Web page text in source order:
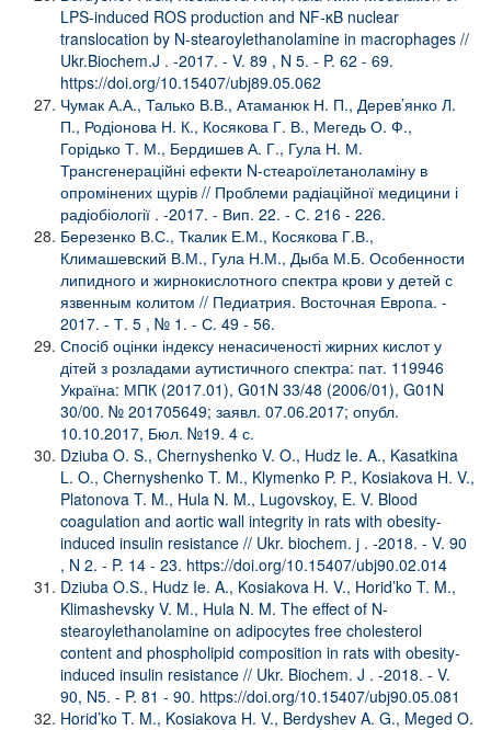
LPS-induced ROS production and NF-κB nuclear
translocation by N-stearoylethanolamine in macrophages //
Ukr.Biochem.J . -2017. - V. 89 , N 5. - P. 62 - 69.
https://doi.org/10.15407/ubj89.05.062
Чумак А.А., Талько В.В., Атаманюк Н. П., Дерев’янко Л.
П., Родіонова Н. К., Косякова Г. В., Мегедь О. Ф.,
Горідько Т. М., Бердишев А. Г., Гула Н. М.
Трансгенераційні ефекти N-стеароїлетаноламіну в
опромінених щурів // Проблеми радіаційної медицини і
радіобіології . -2017. - Вип. 22. - С. 216 - 226.
Березенко В.С., Ткалик Е.М., Косякова Г.В.,
Климашевский В.М., Гула Н.М., Дыба М.Б. Особенности
липидного и жирнокислотного спектра крови у детей с
язвенным колитом // Педиатрия. Восточная Европа. -
2017. - Т. 5 , № 1. - С. 49 - 56.
Спосіб оцінки індексу ненасиченості жирних кислот у
дітей з розладами аутистичного спектра: пат. 119946
Україна: МПК (2017.01), G01N 33/48 (2006/01), G01N
30/00. № 201705649; заявл. 07.06.2017; опубл.
10.10.2017, Бюл. №19. 4 с.
Dziuba O. S., Chernyshenko V. O., Hudz Ie. A., Kasatkina
L. O., Chernyshenko T. M., Klymenko P. P., Kosiakova H. V.,
Platonova T. M., Hula N. M., Lugovskoy, E. V. Blood
coagulation and aortic wall integrity in rats with obesity-
induced insulin resistance // Ukr. biochem. j . -2018. - V. 90
, N 2. - P. 14 - 23. https://doi.org/10.15407/ubj90.02.014
Dziuba O.S., Hudz Ie. A., Kosiakova H. V., Horid’ko T. M.,
Klimashevsky V. M., Hula N. M. The effect of N-
stearoylethanolamine on adipocytes free cholesterol
content and phospholipid composition in rats with obesity-
induced insulin resistance // Ukr. Biochem. J . -2018. - V.
90, N5. - P. 81 - 90. https://doi.org/10.15407/ubj90.05.081
Horid’ko T. M., Kosiakova H. V., Berdyshev A. G., Meged O.